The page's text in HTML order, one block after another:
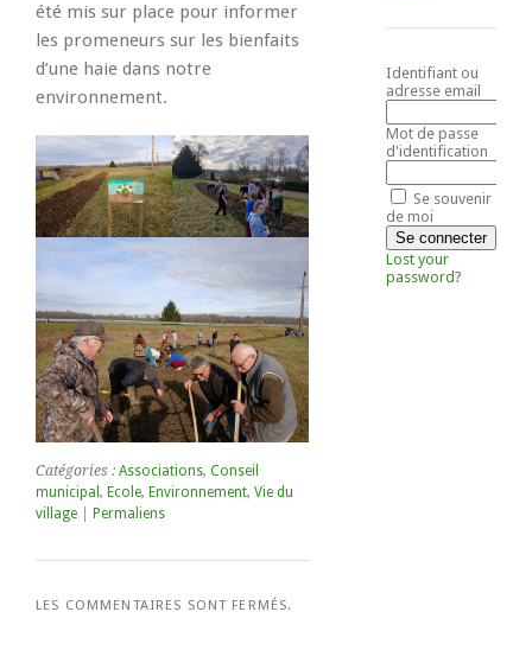
été mis sur place pour informer
les promeneurs sur les bienfaits
d’une haie dans notre
environnement.
Catégories : Associations, Conseil
municipal , Ecole, Environnement, Vie du
village
Permaliens
LES COMMENTAIRES SONT FERMÉS.
Identifiant ou
adresse email
Mot de passe
d'identification
Se souvenir
de moi
Lost your
password?